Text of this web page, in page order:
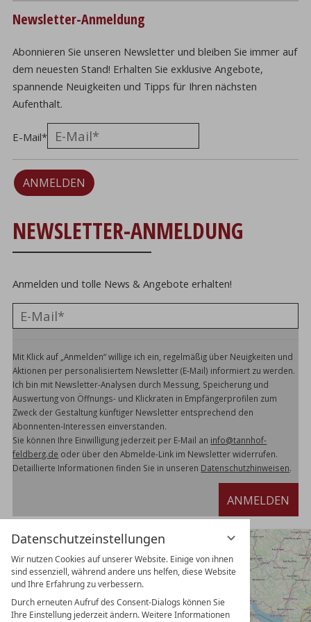
Datenschutzeinstellungen
Wir nutzen Cookies auf unserer Website. Einige von ihnen
sind essenziell, während andere uns helfen, diese Website
und Ihre Erfahrung zu verbessern.
Durch erneuten Aufruf des Consent-Dialogs können Sie
Ihre Einstellung jederzeit ändern. Weitere Informationen
Newsletter-Anmeldung
Abonnieren Sie unseren Newsletter und bleiben Sie immer auf
dem neuesten Stand! Erhalten Sie exklusive Angebote,
spannende Neuigkeiten und Tipps für Ihren nächsten
Aufenthalt.
E-Mail*
ANMELDEN
NEWSLETTER-ANMELDUNG
Anmelden und tolle News & Angebote erhalten!
Mit Klick auf „Anmelden“ willige ich ein, regelmäßig über Neuigkeiten und
Aktionen per personalisiertem Newsletter (E-Mail) informiert zu werden.
Ich bin mit Newsletter-Analysen durch Messung, Speicherung und
Auswertung von Öffnungs- und Klickraten in Empfängerprofilen zum
Zweck der Gestaltung künftiger Newsletter entsprechend den
Abonnenten-Interessen einverstanden.
Sie können Ihre Einwilligung jederzeit per E-Mail an info@tannhof-
feldberg.de oder über den Abmelde-Link im Newsletter widerrufen.
Detaillierte Informationen finden Sie in unseren Datenschutzhinweisen.
ANMELDEN